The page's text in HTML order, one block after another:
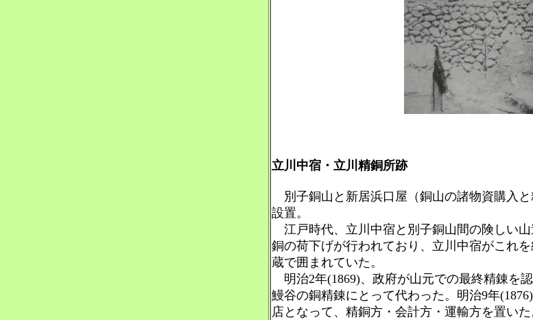
立川中宿・立川精銅所跡
別子銅山と新居浜口屋（銅山の諸物資購入
設置。
江戸時代、立川中宿と別子銅山間の険しい
銅の荷下げが行われており、立川中宿がこれ
蔵で囲まれていた。
明治2年(1869)、政府が山元での最終精錬を
鰻谷の銅精錬にとって代わった。明治9年
店となって、精銅方・会計方・運輸方を置いた